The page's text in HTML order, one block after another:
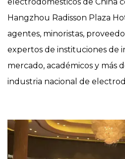
Hangzhou Radisson Plaza
agentes, minoristas,
expertos de instituciones de
mercado, académicos y más
industria nacional de